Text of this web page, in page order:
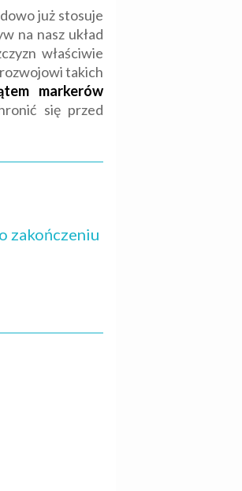
już stosuje
na nasz układ
właściwie
takich
markerów
się przed
zakończeniu